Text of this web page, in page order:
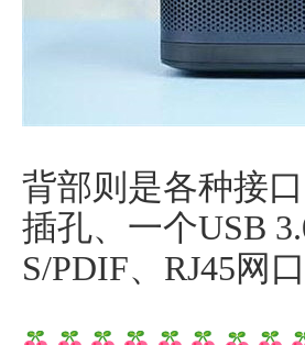
背部则是各种接
插孔、一个USB
S/PDIF、RJ45网